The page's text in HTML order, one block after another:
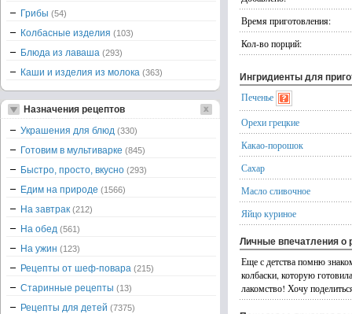
Время приготовления:
Кол-во порций:
Ингридиенты для
Печенье
Орехи грецкие
Какао-порошок
Сахар
Масло сливочное
Яйцо куриное
Личные впечатления о
Еще с детства помню
колбаски, которую
лакомство! Хочу
Грибы (54)
Колбасные изделия (103)
Блюда из лаваша (293)
Каши и изделия из молока (363)
Назначения рецептов
Украшения для блюд (330)
Готовим в мультиварке (845)
Быстро, просто, вкусно (293)
Едим на природе (1566)
На завтрак (212)
На обед (561)
На ужин (123)
Рецепты от шеф-повара (215)
Старинные рецепты (13)
Рецепты для детей (7375)